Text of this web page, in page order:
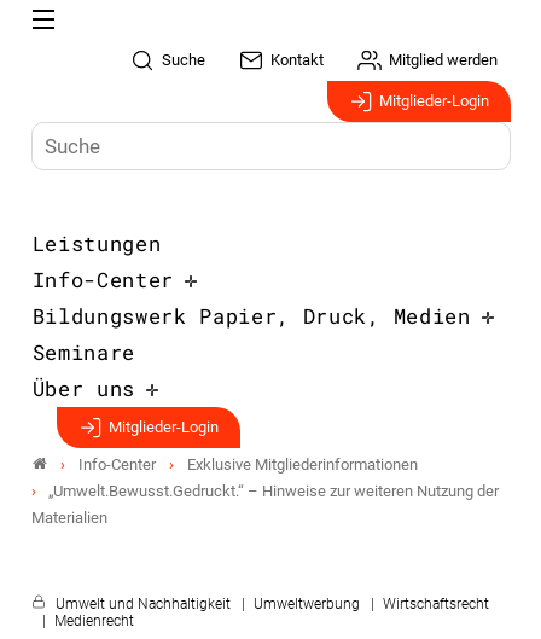
Suche Kontakt Mitglied werden
Mitglieder-Login
Leistungen
Info-Center
Bildungswerk Papier, Druck, Medien
Seminare
Über uns
Mitglieder-Login
Info-Center
Exklusive Mitgliederinformationen
„Umwelt.Bewusst.Gedruckt.“ – Hinweise zur weiteren Nutzung der
Materialien
Umwelt und Nachhaltigkeit Umweltwerbung
Wirtschaftsrecht
Medienrecht